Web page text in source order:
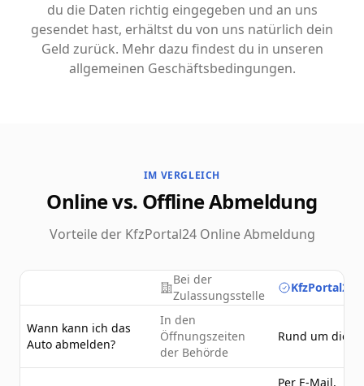
du die Daten richtig eingegeben und an uns
gesendet hast, erhältst du von uns natürlich dein
Geld zurück. Mehr dazu findest du in unseren
allgemeinen Geschäftsbedingungen.
IM VERGLEICH
Online vs. Offline Abmeldung
Vorteile der KfzPortal24 Online Abmeldung
Bei der
Zulassungsstelle
Wann kann ich das
Auto abmelden?
In den
Öffnungszeiten
der Behörde
Rund um die
Per E-Mail,